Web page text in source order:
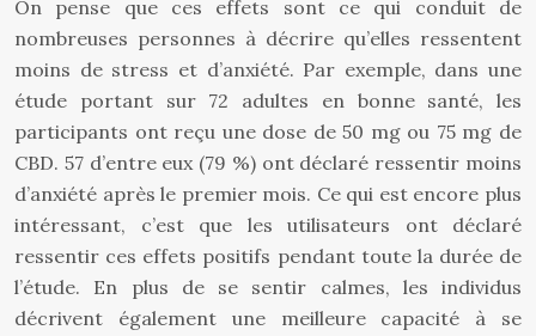
On pense que ces effets sont ce qui conduit de
nombreuses personnes à décrire qu’elles ressentent
moins de stress et d’anxiété. Par exemple, dans une
étude portant sur 72 adultes en bonne santé, les
participants ont reçu une dose de 50 mg ou 75 mg de
CBD. 57 d’entre eux (79 %) ont déclaré ressentir moins
d’anxiété après le premier mois. Ce qui est encore plus
intéressant, c’est que les utilisateurs ont déclaré
ressentir ces effets positifs pendant toute la durée de
l’étude. En plus de se sentir calmes, les individus
décrivent également une meilleure capacité à se